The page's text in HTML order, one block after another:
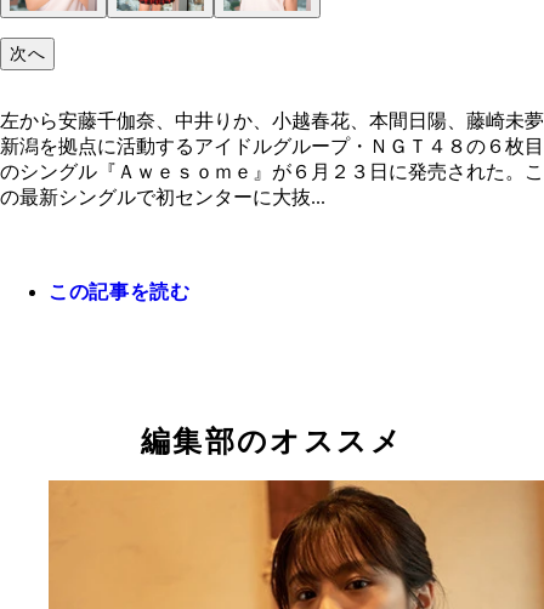
次へ
左から安藤千伽奈、中井りか、小越春花、本間日陽、藤崎未夢
新潟を拠点に活動するアイドルグループ・ＮＧＴ４８の６枚目
のシングル『Ａｗｅｓｏｍｅ』が６月２３日に発売された。こ
の最新シングルで初センターに大抜...
この記事を読む
編集部のオススメ